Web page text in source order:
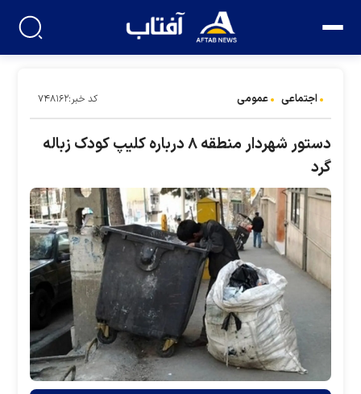
اجتماعی عمومی کد خبر:۷۴۸۱۶۲
دستور شهردار منطقه ۸ درباره کلیپ کودک زباله
گرد